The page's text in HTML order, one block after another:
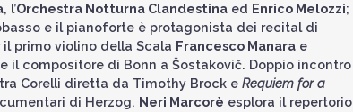
, l’Orchestra Notturna Clandestina ed Enrico Melozzi;
e il pianoforte è protagonista dei recital di
primo violino della Scala Francesco Manara e
il compositore di Bonn a Šostakovič. Doppio incontro
Corelli diretta da Timothy Brock e Requiem for a
di Herzog. Neri Marcorè esplora il repertorio